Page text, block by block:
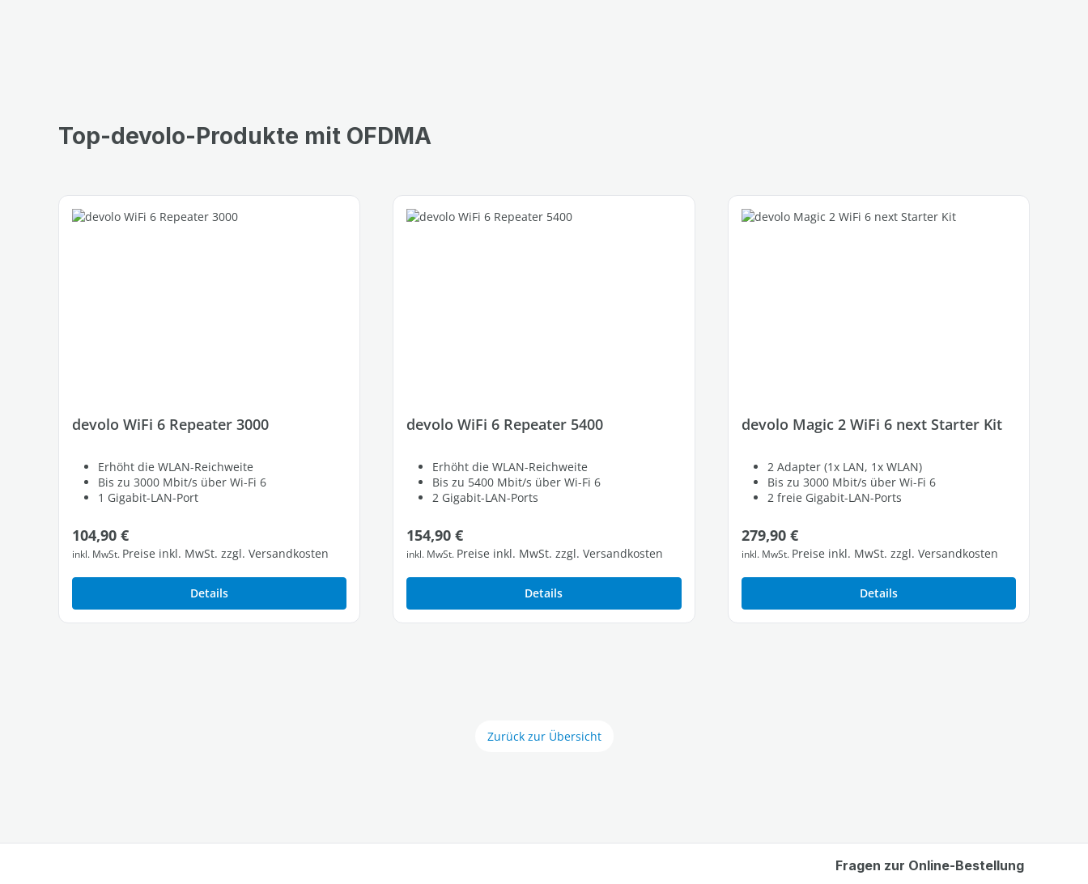
Top-devolo-Produkte mit OFDMA
devolo WiFi 6 Repeater 3000
Erhöht die WLAN-Reichweite
Bis zu 3000 Mbit/s über Wi-Fi 6
1 Gigabit-LAN-Port
Regulärer Preis:
104,90 €
inkl. MwSt. Preise inkl. MwSt. zzgl. Versandkosten
Details
devolo WiFi 6 Repeater 5400
Erhöht die WLAN-Reichweite
Bis zu 5400 Mbit/s über Wi-Fi 6
2 Gigabit-LAN-Ports
Regulärer Preis:
154,90 €
inkl. MwSt. Preise inkl. MwSt. zzgl. Versandkosten
Details
devolo Magic 2 WiFi 6 next Starter Kit
2 Adapter (1x LAN, 1x WLAN)
Bis zu 3000 Mbit/s über Wi-Fi 6
2 freie Gigabit-LAN-Ports
Regulärer Preis:
279,90 €
inkl. MwSt. Preise inkl. MwSt. zzgl. Versandkosten
Details
Zurück zur Übersicht
Fragen zur Online-Bestellung